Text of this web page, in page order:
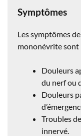
Symptômes
Les symptômes
mononévrite sont
Douleurs
du nerf ou
Douleurs
Troubles
innervé.